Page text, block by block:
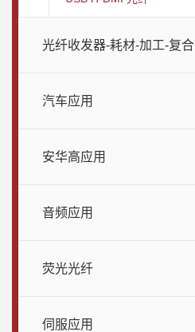
光纤收发器-耗材-加工-复合
汽车应用
安华高应用
音频应用
荧光光纤
伺服应用